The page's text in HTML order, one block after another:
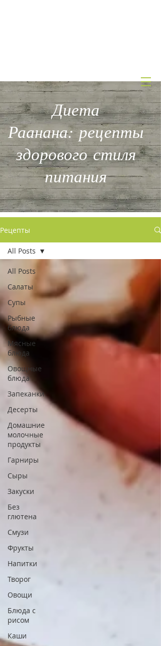
Диета
Раанана: рецепты
здорового стиля
питания
Рецепты
All Posts
Салаты
Супы
Рыбные
блюда
Мясные
блюда
Овощные
блюда
Запеканки
Десерты
Домашние
молочные
продукты
Гарниры
Сыры
Закуски
Без
глютена
Смузи
Фрукты
Напитки
Творог
Овощи
Блюда с
рисом
Каши
All Posts